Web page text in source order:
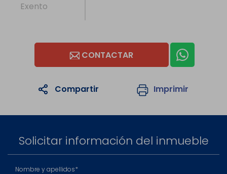
Exento
CONTACTAR
Compartir Imprimir
Solicitar información del inmueble
Nombre y apellidos*